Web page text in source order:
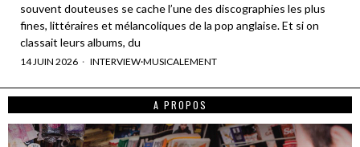
souvent douteuses se cache l’une des discographies les plus
fines, littéraires et mélancoliques de la pop anglaise. Et si on
classait leurs albums, du
14 JUIN 2026 INTERVIEW·MUSICALEMENT
A PROPOS